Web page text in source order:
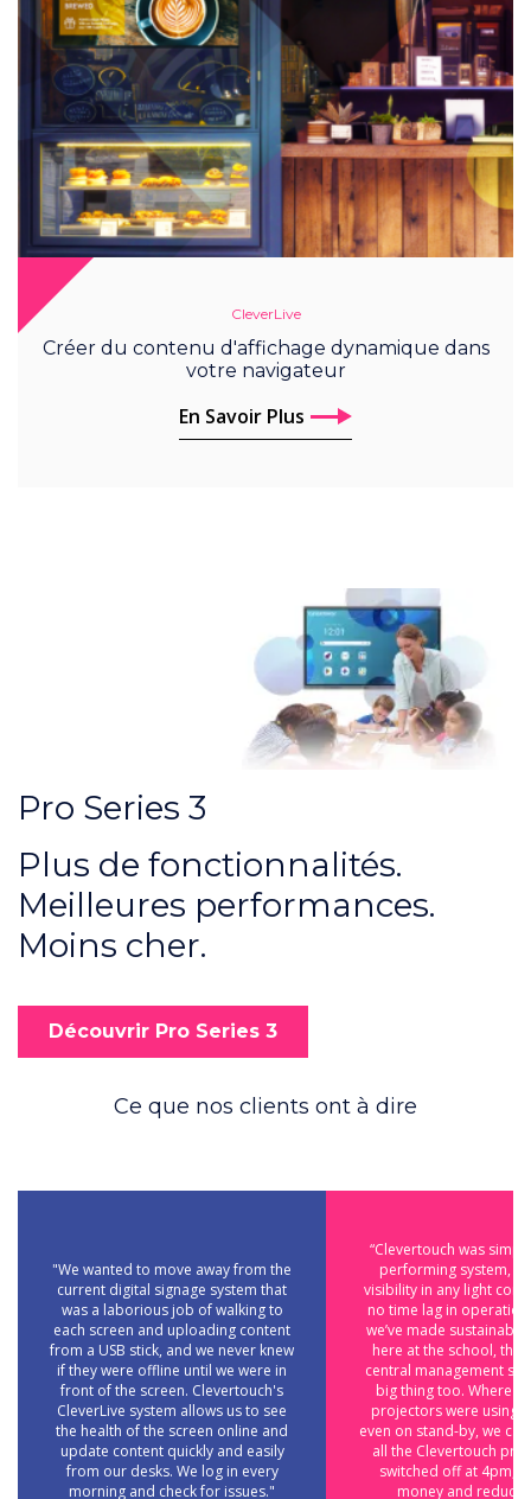
CleverLive
Créer du contenu d'affichage dynamique dans
votre navigateur
En Savoir Plus
Pro Series 3
Plus de fonctionnalités.
Meilleures performances.
Moins cher.
Découvrir Pro Series 3
Ce que nos clients ont à dire
"We wanted to move away from the
current digital signage system that
was a laborious job of walking to
each screen and uploading content
from a USB stick, and we never knew
if they were offline until we were in
front of the screen. Clevertouch's
CleverLive system allows us to see
the health of the screen online and
update content quickly and easily
from our desks. We log in every
morning and check for issues."
“Clevertouch was
performing system,
visibility in any light
no time lag in
we’ve made
here at the school, the
central management
big thing too. Where
projectors were using
even on stand-by, we
all the Clevertouch
switched off at 4pm,
money and